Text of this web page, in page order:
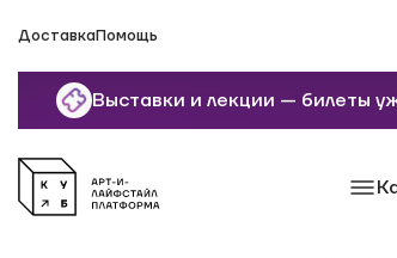
ДоставкаПомощь
Выставки и лекции — билеты